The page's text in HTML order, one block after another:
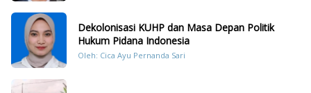
Dekolonisasi KUHP dan Masa Depan Politik
Hukum Pidana Indonesia
Oleh: Cica Ayu Pernanda Sari